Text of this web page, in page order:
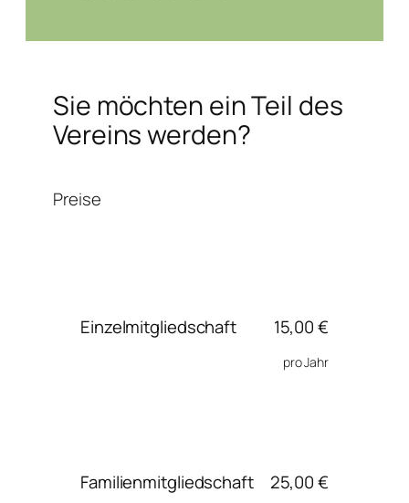
Sie möchten ein Teil des
Vereins werden?
Preise
Einzelmitgliedschaft 15,00 €
pro Jahr
Familienmitgliedschaft 25,00 €